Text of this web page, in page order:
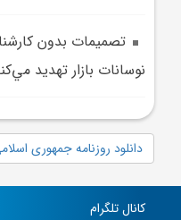
تصميمات بدون
نوسانات بازار تهديد
دانلود روزنامه جمهوری اسلامی شنبه 1404/05/
کانال تلگرام